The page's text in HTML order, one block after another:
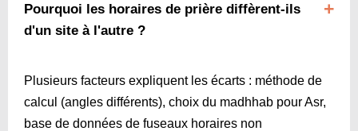
Pourquoi les horaires de prière diffèrent-ils
d'un site à l'autre ?
Plusieurs facteurs expliquent les écarts : méthode de
calcul (angles différents), choix du madhhab pour Asr,
base de données de fuseaux horaires non